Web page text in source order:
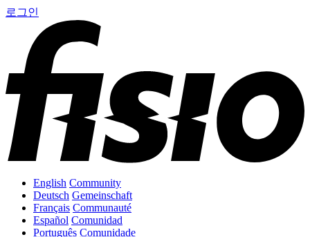
로그인
English Community
Deutsch Gemeinschaft
Français Communauté
Español Comunidad
Português Comunidade